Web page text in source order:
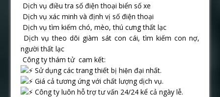
Dịch vụ điều tra số điện thoại biển số xe
Dịch vụ xác minh và định vị số điện thoại
Dịch vụ tìm kiếm chó, mèo, thú cưng thất lạc
Dịch vụ theo dõi giàm sát con cái, tìm kiếm con nợ,
người thất lạc
Công ty thám tử cam kết:
Sử dụng các trang thiết bị hiện đại nhất.
Giá cả tương ứng với chất lượng dịch vụ.
Công ty luôn hỗ trợ tư vấn 24/24 kể cả ngày lễ.